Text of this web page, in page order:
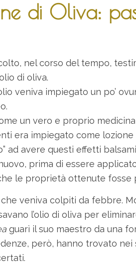
di Oliva:
nel corso del tempo,
di oliva.
veniva impiegato un po’
un vero e proprio
era impiegato come
ad avere questi effetti
prima di essere
le proprietà ottenute fosse
veniva colpiti da febbre.
l’olio di oliva per
guarì il suo maestro da una
però, hanno trovato